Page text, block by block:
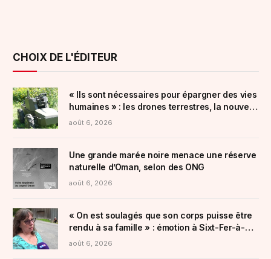
CHOIX DE L'ÉDITEUR
« Ils sont nécessaires pour épargner des vies
humaines » : les drones terrestres, la nouvelle
arme de l’Ukraine
août 6, 2026
Une grande marée noire menace une réserve
naturelle d’Oman, selon des ONG
août 6, 2026
« On est soulagés que son corps puisse être
rendu à sa famille » : émotion à Sixt-Fer-à-
Cheval après la mort d’une vacancière
août 6, 2026